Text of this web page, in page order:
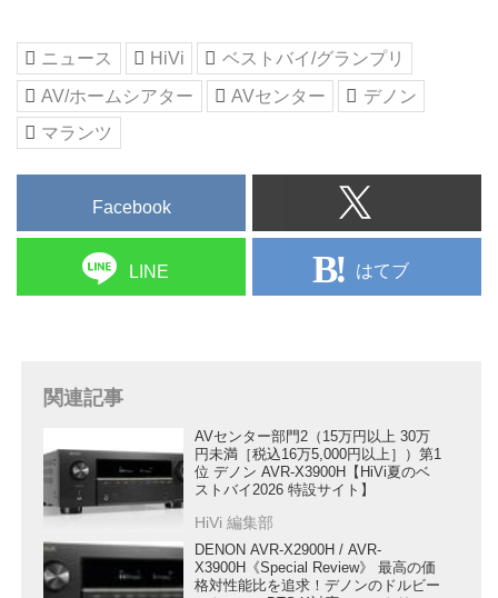
多角的に振り返ります。さらに
2023年のオーディオビ...
ニュース HiVi
ベストバイ/グランプリ
AV/ホームシアター
AVセンター
デノン
マランツ
Facebook
LINE はてブ
関連記事
AVセンター部門2（15万円以上 30万
円未満［税込16万5,000円以上］）第1
位 デノン AVR-X3900H【HiVi夏のベ
ストバイ2026 特設サイト】
HiVi 編集部
DENON AVR-X2900H / AVR-
X3900H《Special Review》 最高の価
格対性能比を追求！デノンのドルビー